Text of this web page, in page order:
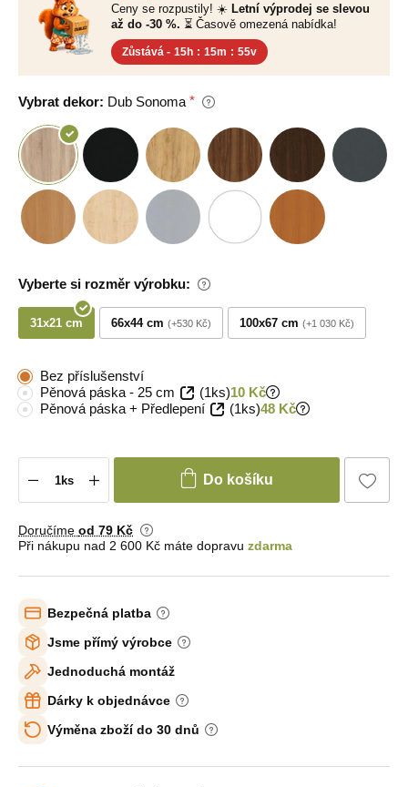
Ceny se rozpustily! ☀️ Letní výprodej se slevou
až do -30 %. ⏳ Časově omezená nabídka!
Zůstává - 15h : 15m : 54v
Vybrat dekor: Dub Sonoma
Vyberte si rozměr výrobku:
31x21 cm 66x44 cm +530 Kč 100x67 cm +1 030 Kč
Bez příslušenství
Pěnová páska - 25 cm
(1ks)10 Kč
Pěnová páska + Předlepení
(1ks)48 Kč
Do košíku
Doručíme od 79 Kč
Při nákupu nad 2 600 Kč máte dopravu zdarma
Bezpečná platba
Jsme přímý výrobce
Jednoduchá montáž
Dárky k objednávce
Výměna zboží do 30 dnů